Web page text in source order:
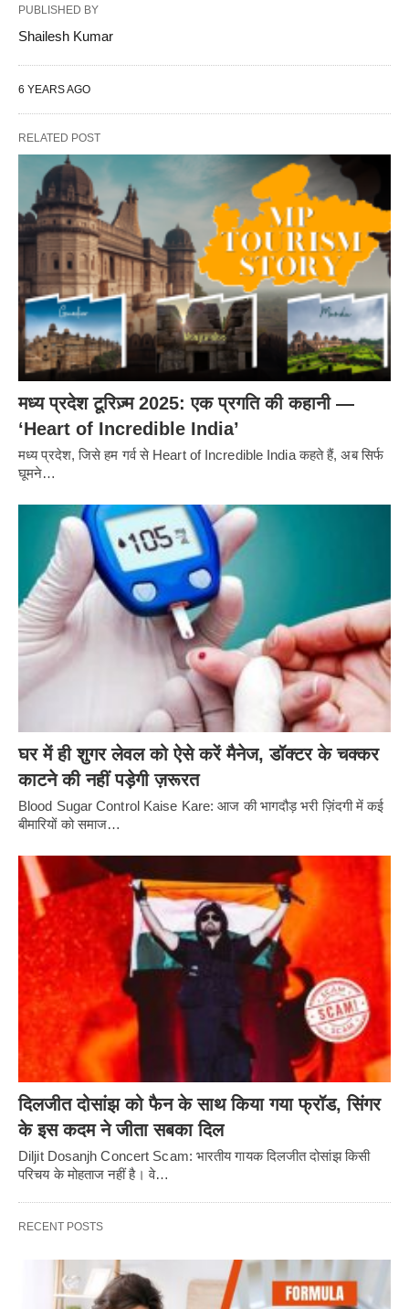
PUBLISHED BY
Shailesh Kumar
6 YEARS AGO
RELATED POST
मध्य प्रदेश टूरिज़्म 2025: एक प्रगति की कहानी —
‘Heart of Incredible India’
मध्य प्रदेश, जिसे हम गर्व से Heart of Incredible India कहते हैं, अब सिर्फ
घूमने…
घर में ही शुगर लेवल को ऐसे करें मैनेज, डॉक्टर के चक्कर
काटने की नहीं पड़ेगी ज़रूरत
Blood Sugar Control Kaise Kare: आज की भागदौड़ भरी ज़िंदगी में कई
बीमारियों को समाज…
दिलजीत दोसांझ को फैन के साथ किया गया फ्रॉड, सिंगर
के इस कदम ने जीता सबका दिल
Diljit Dosanjh Concert Scam: भारतीय गायक दिलजीत दोसांझ किसी
परिचय के मोहताज नहीं है। वे…
RECENT POSTS